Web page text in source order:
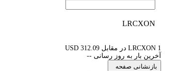
LRCXON
1 LRCXON در مقابل 312.09 USD
آخرین بار به روز رسانی --
بازنشانی صفحه